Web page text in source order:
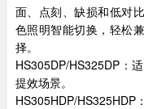
面、点刻、缺损和低对
色照明智能切换，轻松
择。
HS305DP/HS325DP：
提效场景。
HS305HDP/HS325HDP